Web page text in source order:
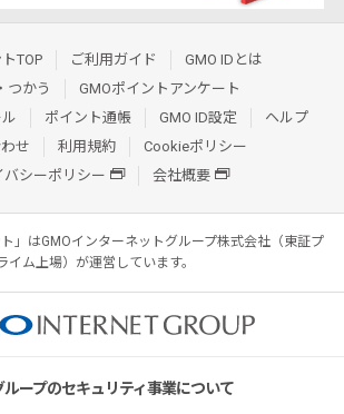
TOP ご利用ガイド
GMO IDとは
つかう
GMOポイントアンケート
ポイント通帳 GMO ID設定
ヘルプ
せ
利用規約
Cookieポリシー
バシーポリシー
会社概要
ト」はGMOインターネットグループ株式会社（東証プ
イム上場）が運営しています。
ープのセキュリティ事業について